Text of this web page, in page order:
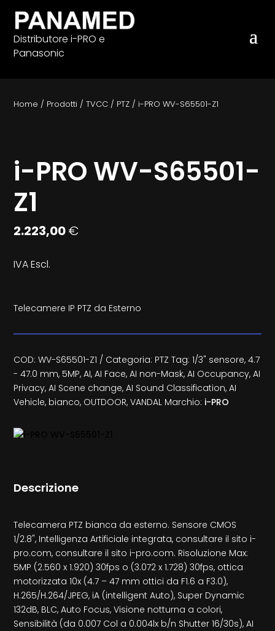
Distributore i-PRO e
Panasonic
Home / Prodotti /TVCC / PTZ / i-PRO WV-S65501-Z1
i-PRO WV-S65501-
Z1
2.223,00€
IVA Escl.
Telecamere IP PTZ da Esterno
COD: WV-S65501-Z1 Categoria: PTZ Tag: 1/3" sensore,4.7
- 47.0 mm, 5MP,AI,AI Face,AI non-Mask,AI Occupancy,AI
Privacy,AI Scene change,AI Sound Classification,AI
Vehicle, bianco, OUTDOOR,VANDAL Marchio: i-PRO
Descrizione
Telecamera PTZ bianca da esterno. Sensore CMOS
1/2.8", Intelligenza Artificiale integrata, consultare il sito i-
pro.com, consultare il sito i-pro.com. Risoluzione Max:
5MP (2.560 x 1.920) 30fps o (3.072 x 1.728) 30fps, ottica
motorizzata 10x (4.7 – 47 mm ottici da F1.6 a F3.0),
H.265/H.264/JPEG, iA (intelligent Auto), Super Dynamic
132dB, BLC, Auto Focus, Visione notturna a colori,
Sensibilità (da 0.007 Col a 0.004lx b/n Shutter 16/30s), AI